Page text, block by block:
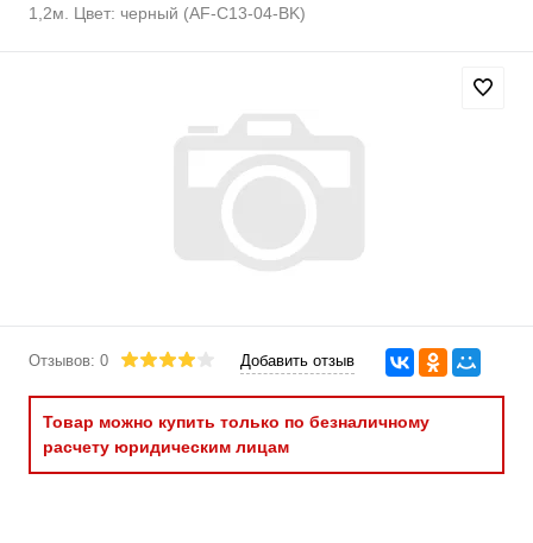
1,2м. Цвет: черный (AF-C13-04-BK)
Отзывов: 0 Добавить отзыв
Товар можно купить только по безналичному
расчету юридическим лицам